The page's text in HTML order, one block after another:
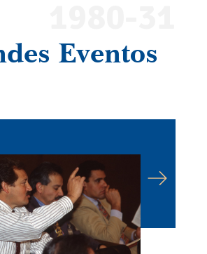
Eventos